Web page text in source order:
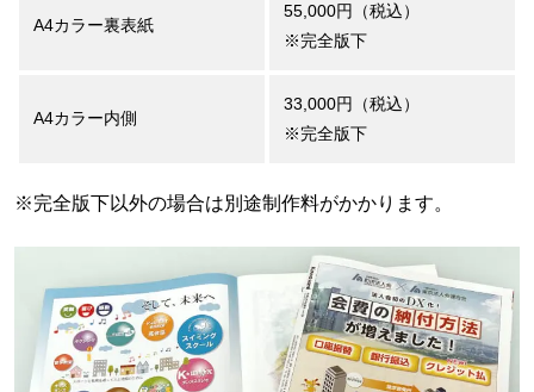
A4カラー裏表紙
55,000円（税込）
※完全版下
A4カラー内側
33,000円（税込）
※完全版下
※完全版下以外の場合は別途制作料がかかります。